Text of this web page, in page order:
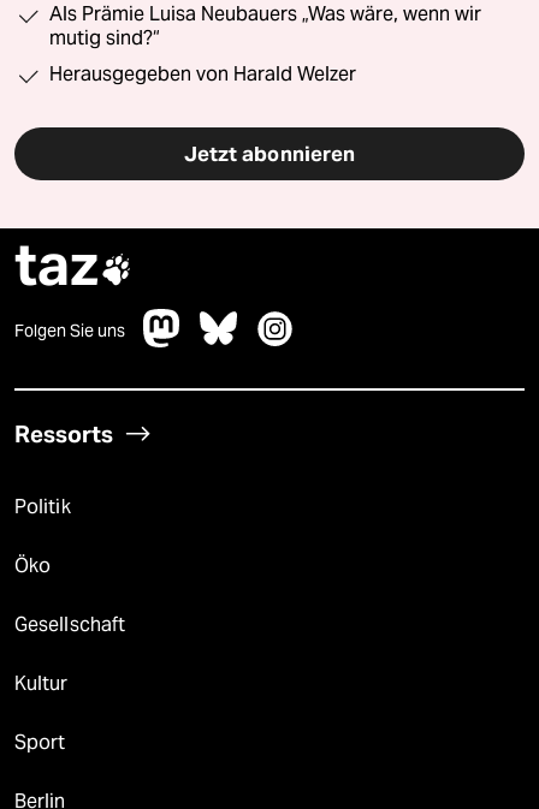
Als Prämie Luisa Neubauers „Was wäre, wenn wir
mutig sind?“
Herausgegeben von Harald Welzer
Jetzt abonnieren
taz
Folgen Sie uns
Ressorts
Politik
Öko
Gesellschaft
Kultur
Sport
Berlin